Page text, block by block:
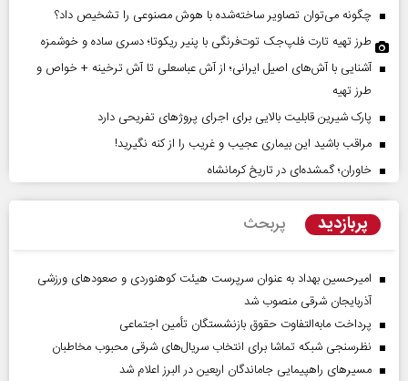
چگونه می‌توان تصاویر ساخته‌شده با هوش مصنوعی را تشخیص داد؟
طرز تهیه تارت فلپ‌جک توت‌فرنگی با پنیر ریکوتا؛ دسری ساده و خوشمزه
آشنایی با آش‌های اصیل ایرانی؛ از آش عباسعلی تا آش ترخینه + خواص و
طرز تهیه
پارک شیرین قابلیت‌ بالایی برای اجرای پروژهای تفریحی دارد
مراقب باشید این بیماری عجیب و غریب را از کنه نگیرید!
خاوران؛ گمشده‌ای در تاریخ کرمانشاه
پربازدید پربحث
امیرحسین بهداد به عنوان سرپرست هیئت کوهنوردی و صعودهای ورزشی
آذربایجان شرقی منصوب شد
پرداخت مابه‌التفاوت حقوق بازنشستگان تأمین اجتماعی
نظرسنجی شبکه تماشا برای انتخاب سریال‌های شرقی محبوب مخاطبان
مسیر‌های راهپیمایی جاماندگان اربعین در البرز اعلام شد